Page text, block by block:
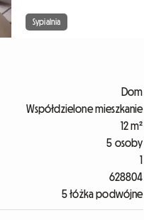
Sypialnia
Dom
Współdzielone mieszkanie
12 m²
5 osoby
1
628804
5 łóżka podwójne